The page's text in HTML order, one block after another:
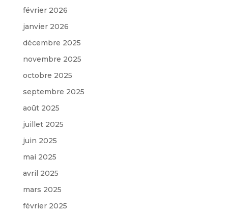
février 2026
janvier 2026
décembre 2025
novembre 2025
octobre 2025
septembre 2025
août 2025
juillet 2025
juin 2025
mai 2025
avril 2025
mars 2025
février 2025